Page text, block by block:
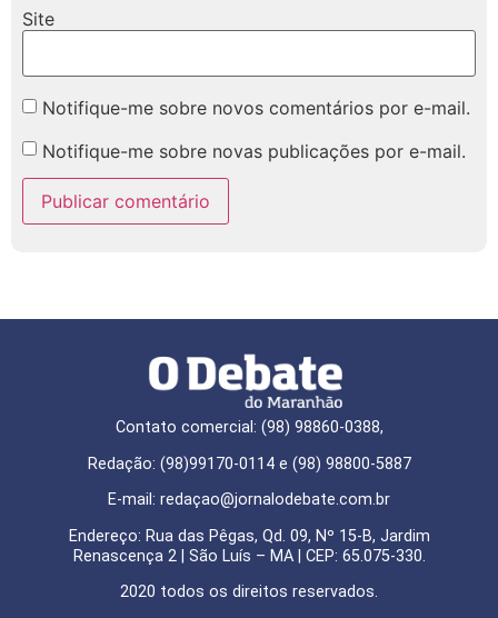
Site
Notifique-me sobre novos comentários por e-mail.
Notifique-me sobre novas publicações por e-mail.
Contato comercial: (98) 98860-0388,
Redação: (98)99170-0114 e (98) 98800-5887
E-mail: redaçao@jornalodebate.com.br
Endereço: Rua das Pêgas, Qd. 09, Nº 15-B, Jardim
Renascença 2 | São Luís – MA | CEP: 65.075-330.
2020 todos os direitos reservados.